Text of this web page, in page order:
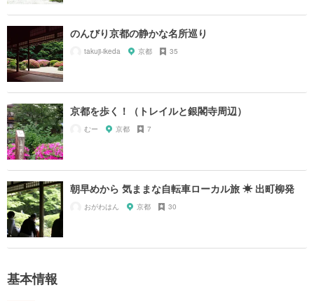
のんびり京都の静かな名所巡り
takuji-ikeda 京都 35
京都を歩く！（トレイルと銀閣寺周辺）
むー 京都 7
朝早めから 気ままな自転車ローカル旅 ☀ 出町柳発
おがわはん 京都 30
基本情報